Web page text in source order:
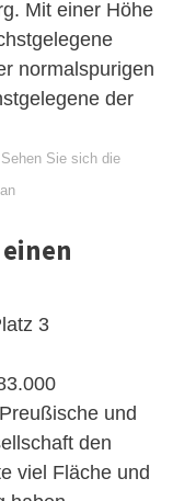
Mit einer Höhe
normalspurigen
der
Sehen Sie sich die
3
und
den
viel Fläche und